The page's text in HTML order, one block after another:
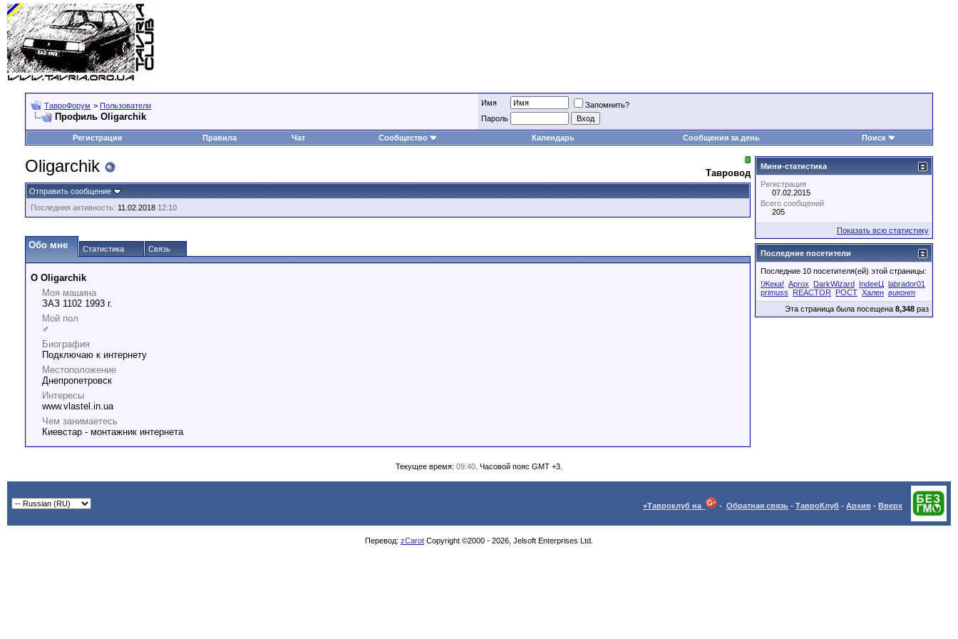
ТавроФорум > Пользователи
Профиль Oligarchik
Имя
Запомнить?
Пароль
Регистрация Правила Чат Сообщество Календарь Сообщения за день Поиск
Тавровод
Oligarchik
Отправить сообщение
Последняя активность: 11.02.2018 12:10
Обо мне Статистика Связь
О Oligarchik
Моя машина
ЗАЗ 1102 1993 г.
Мой пол
♂
Биография
Подключаю к интернету
Местоположение
Днепропетровск
Интересы
www.vlastel.in.ua
Чем занимаетесь
Киевстар - монтажник интернета
Мини-статистика
Регистрация
07.02.2015
Всего сообщений
205
Показать всю статистику
Последние посетители
Последние 10 посетителя(ей) этой страницы:
!Жека! Aprox DarkWizard IndeeЦ labrador01
primuss
REACTOR РОСТ Хален виконт
Эта страница была посещена 8,348 раз
Текущее время: 09:40 . Часовой пояс GMT +3.
+Тавроклуб на - Обратная связь - ТавроКлуб - Архив - Вверх
Перевод: zCarot Copyright ©2000 - 2026, Jelsoft Enterprises Ltd.